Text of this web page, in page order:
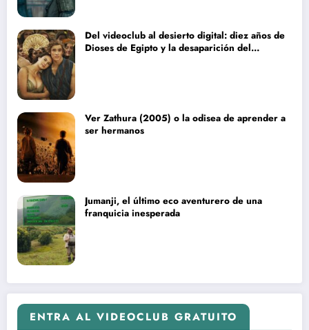
Del videoclub al desierto digital: diez años de
Dioses de Egipto y la desaparición del
Ver Zathura (2005) o la odisea de aprender a
ser hermanos
Jumanji, el último eco aventurero de una
franquicia inesperada
ENTRA AL VIDEOCLUB GRATUITO